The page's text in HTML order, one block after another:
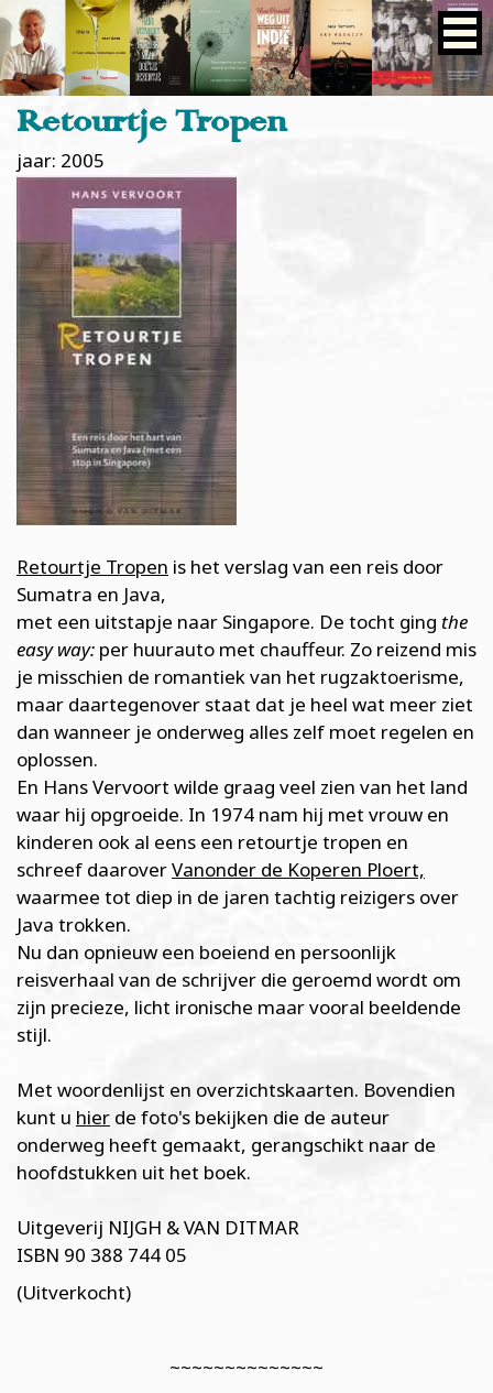
Retourtje Tropen
jaar: 2005
Retourtje Tropen is het verslag van een reis door
Sumatra en Java,
met een uitstapje naar Singapore. De tocht ging the
easy way: per huurauto met chauffeur. Zo reizend mis
je misschien de romantiek van het rugzaktoerisme,
maar daartegenover staat dat je heel wat meer ziet
dan wanneer je onderweg alles zelf moet regelen en
oplossen.
En Hans Vervoort wilde graag veel zien van het land
waar hij opgroeide. In 1974 nam hij met vrouw en
kinderen ook al eens een retourtje tropen en
schreef daaroverVanonder de Koperen Ploert,
waarmee tot diep in de jaren tachtig reizigers over
Java trokken.
Nu dan opnieuw een boeiend en persoonlijk
reisverhaal van de schrijver die geroemd wordt om
zijn precieze, licht ironische maar vooral beeldende
stijl.
Met woordenlijst en overzichtskaarten. Bovendien
kunt u hier de foto's bekijken die de auteur
onderweg heeft gemaakt, gerangschikt naar de
hoofdstukken uit het boek.
Uitgeverij NIJGH & VAN DITMAR
ISBN 90 388 744 05
(Uitverkocht)
~~~~~~~~~~~~~~